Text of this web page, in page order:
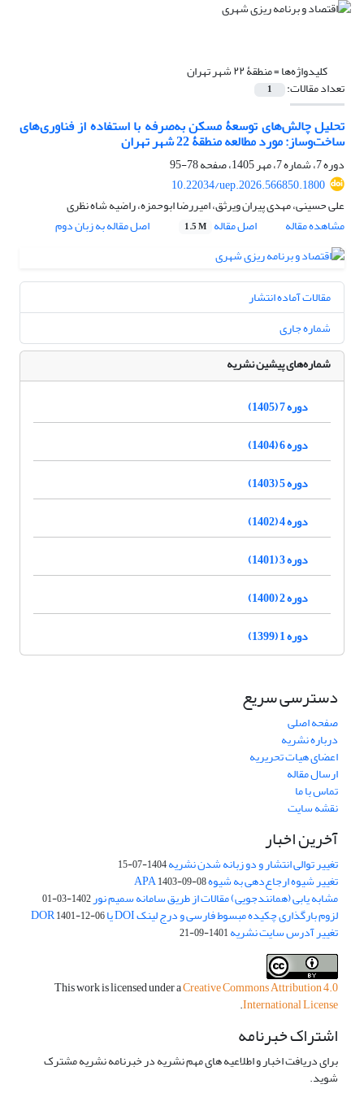
کلیدواژه‌ها =منطقۀ ۲۲ شهر تهران
تعداد مقالات: 1
تحلیل چالش‌های توسعۀ مسکن به‌صرفه با استفاده از فناوری‌های
ساخت‌و‌ساز: مورد مطالعه منطقۀ 22 شهر تهران
دوره 7، شماره 7، مهر 1405، صفحه
78-95
10.22034/uep.2026.566850.1800
علی حسینی، مهدی پیران ویرثق، امیررضا ابوحمزه، راضیه شاه نظری
مشاهده مقاله
اصل مقاله 1.5 M اصل مقاله به زبان دوم
مقالات آماده انتشار
شماره جاری
شماره‌های پیشین نشریه
دوره 7 (1405)
دوره 6 (1404)
دوره 5 (1403)
دوره 4 (1402)
دوره 3 (1401)
دوره 2 (1400)
دوره 1 (1399)
دسترسی سریع
صفحه اصلی
درباره نشریه
اعضای هیات تحریریه
ارسال مقاله
تماس با ما
نقشه سایت
آخرین اخبار
تغییر توالی انتشار و دو زبانه شدن نشریه1404-07-15
تغییر شیوه ارجاع‌دهی به شیوه APA1403-09-08
مشابه یابی (همانندجویی) مقالات از طریق سامانه سمیم نور1402-03-01
لزوم بارگذاری چکیده مبسوط فارسی و درج لینک DOI یا DOR 1401-12-06
تغییر آدرس سایت نشریه1401-09-21
This work is licensed under aCreative Commons Attribution 4.0
International License
.
اشتراک خبرنامه
برای دریافت اخبار و اطلاعیه های مهم نشریه در خبرنامه نشریه مشترک
شوید.